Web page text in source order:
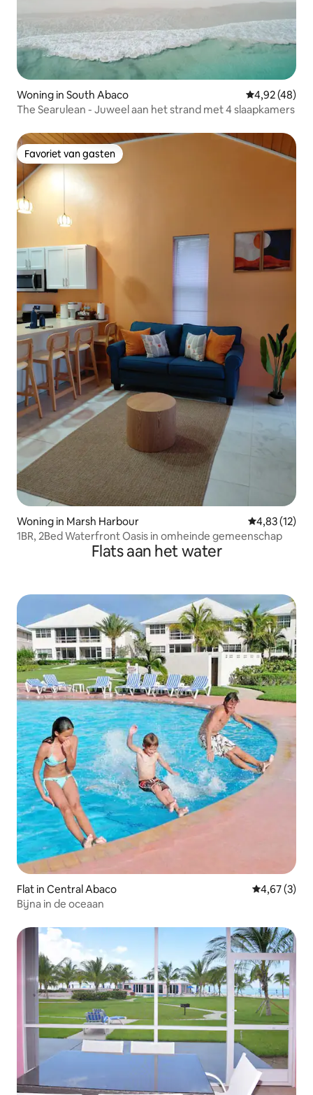
Woning in South Abaco Gemiddelde
4,92 (48)
The Searulean - Juweel aan het strand met 4 slaapkamers
Favoriet van gasten
Favoriet van gasten
Woning in Marsh Harbour Gemiddelde
4,83 (12)
1BR, 2Bed Waterfront Oasis in omheinde gemeenschap
Flats aan het water
Flat in Central Abaco
4,67 (3)
Bijna in de oceaan